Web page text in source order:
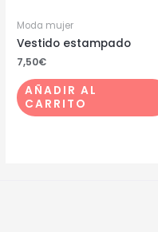
Moda mujer
Vestido estampado
7,50€
AÑADIR AL
CARRITO